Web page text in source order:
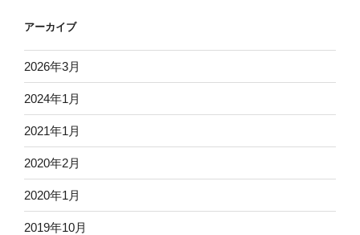
アーカイブ
2026年3月
2024年1月
2021年1月
2020年2月
2020年1月
2019年10月